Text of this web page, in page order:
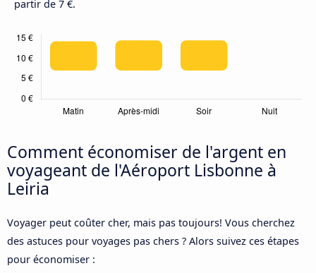
partir de 7 €.
Comment économiser de l'argent en
voyageant de l'Aéroport Lisbonne à
Leiria
Voyager peut coûter cher, mais pas toujours! Vous cherchez
des astuces pour voyages pas chers ? Alors suivez ces étapes
pour économiser :